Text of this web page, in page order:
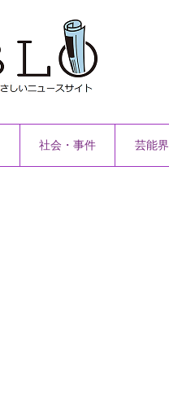
社会・事件 芸能界